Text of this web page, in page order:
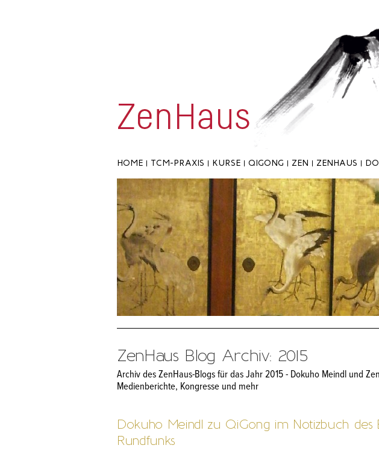
HOME TCM-PRAXIS KURSE QIGONG ZEN ZENHAUS
ZenHaus Blog Archiv: 2015
Archiv des ZenHaus-Blogs für das Jahr 2015 - Dokuho Meindl und
Medienberichte, Kongresse und mehr
Dokuho Meindl zu QiGong im Notizbuch des
Rundfunks